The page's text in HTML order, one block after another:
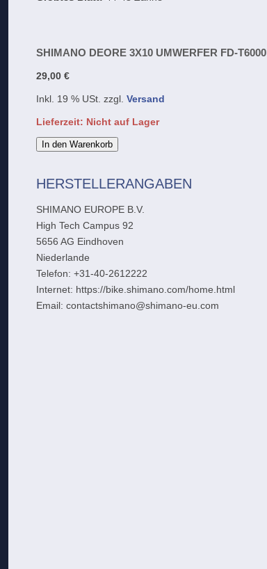
SHIMANO DEORE 3X10 UMWERFER FD-T6000
29,00 €
Inkl. 19 % USt. zzgl. Versand
Lieferzeit: Nicht auf Lager
In den Warenkorb
HERSTELLERANGABEN
SHIMANO EUROPE B.V.
High Tech Campus 92
5656 AG Eindhoven
Niederlande
Telefon: +31-40-2612222
Internet: https://bike.shimano.com/home.html
Email: contactshimano@shimano-eu.com